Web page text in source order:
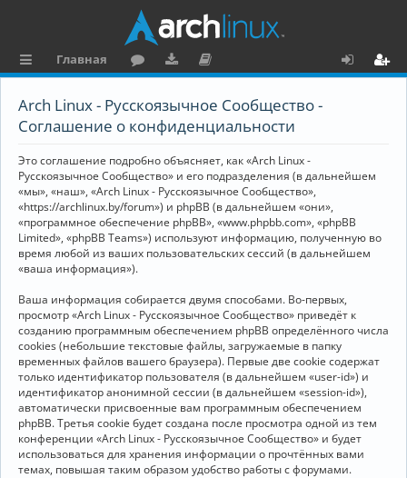
ы
к
и
Главная
ру
ру
и
ку
е
н
та
ц
я
Arch Linux - Русскоязычное Сообщество -
Соглашение о конфиденциальности
Это соглашение подробно объясняет, как «Arch Linux -
Русскоязычное Сообщество» и его подразделения (в дальнейшем
«мы», «наш», «Arch Linux - Русскоязычное Сообщество»,
«https://archlinux.by/forum») и phpBB (в дальнейшем «они»,
«программное обеспечение phpBB», «www.phpbb.com», «phpBB
Limited», «phpBB Teams») используют информацию, полученную во
время любой из ваших пользовательских сессий (в дальнейшем
«ваша информация»).
Ваша информация собирается двумя способами. Во-первых,
просмотр «Arch Linux - Русскоязычное Сообщество» приведёт к
созданию программным обеспечением phpBB определённого числа
cookies (небольшие текстовые файлы, загружаемые в папку
временных файлов вашего браузера). Первые две cookie содержат
только идентификатор пользователя (в дальнейшем «user-id») и
идентификатор анонимной сессии (в дальнейшем «session-id»),
автоматически присвоенные вам программным обеспечением
phpBB. Третья cookie будет создана после просмотра одной из тем
конференции «Arch Linux - Русскоязычное Сообщество» и будет
использоваться для хранения информации о прочтённых вами
темах, повышая таким образом удобство работы с форумами.